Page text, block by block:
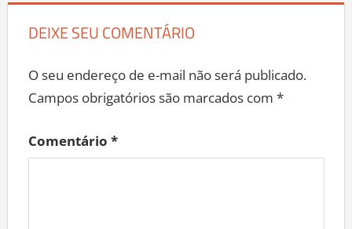
DEIXE SEU COMENTÁRIO
O seu endereço de e-mail não será publicado.
Campos obrigatórios são marcados com *
Comentário *